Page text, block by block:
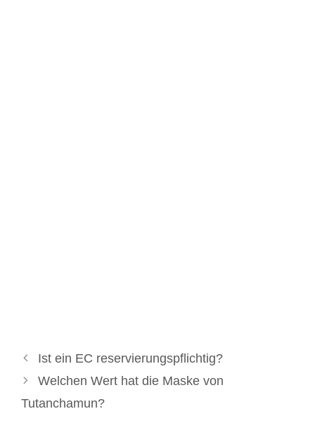
Ist ein EC reservierungspflichtig?
Welchen Wert hat die Maske von
Tutanchamun?